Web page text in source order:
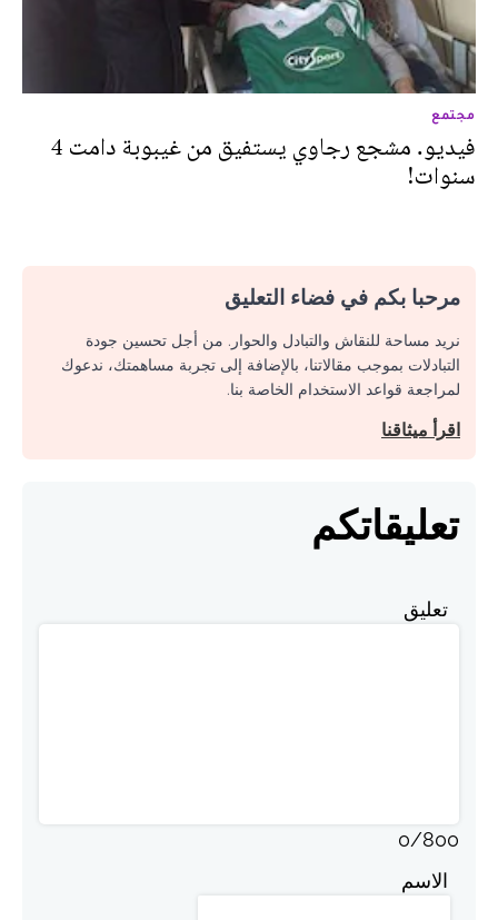
مجتمع
فيديو. مشجع رجاوي يستفيق من غيبوبة دامت 4
سنوات!
مرحبا بكم في فضاء التعليق
نريد مساحة للنقاش والتبادل والحوار. من أجل تحسين جودة
التبادلات بموجب مقالاتنا، بالإضافة إلى تجربة مساهمتك، ندعوك
لمراجعة قواعد الاستخدام الخاصة بنا.
اقرأ ميثاقنا
تعليقاتكم
تعليق
0/800
الاسم